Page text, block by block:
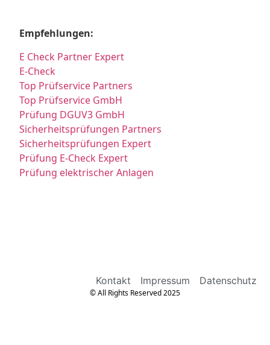
Empfehlungen:
E Check Partner Expert
E-Check
Top Prüfservice Partners
Top Prüfservice GmbH
Prüfung DGUV3 GmbH
Sicherheitsprüfungen Partners
Sicherheitsprüfungen Expert
Prüfung E-Check Expert
Prüfung elektrischer Anlagen
Kontakt Impressum Datenschutz
© All Rights Reserved 2025